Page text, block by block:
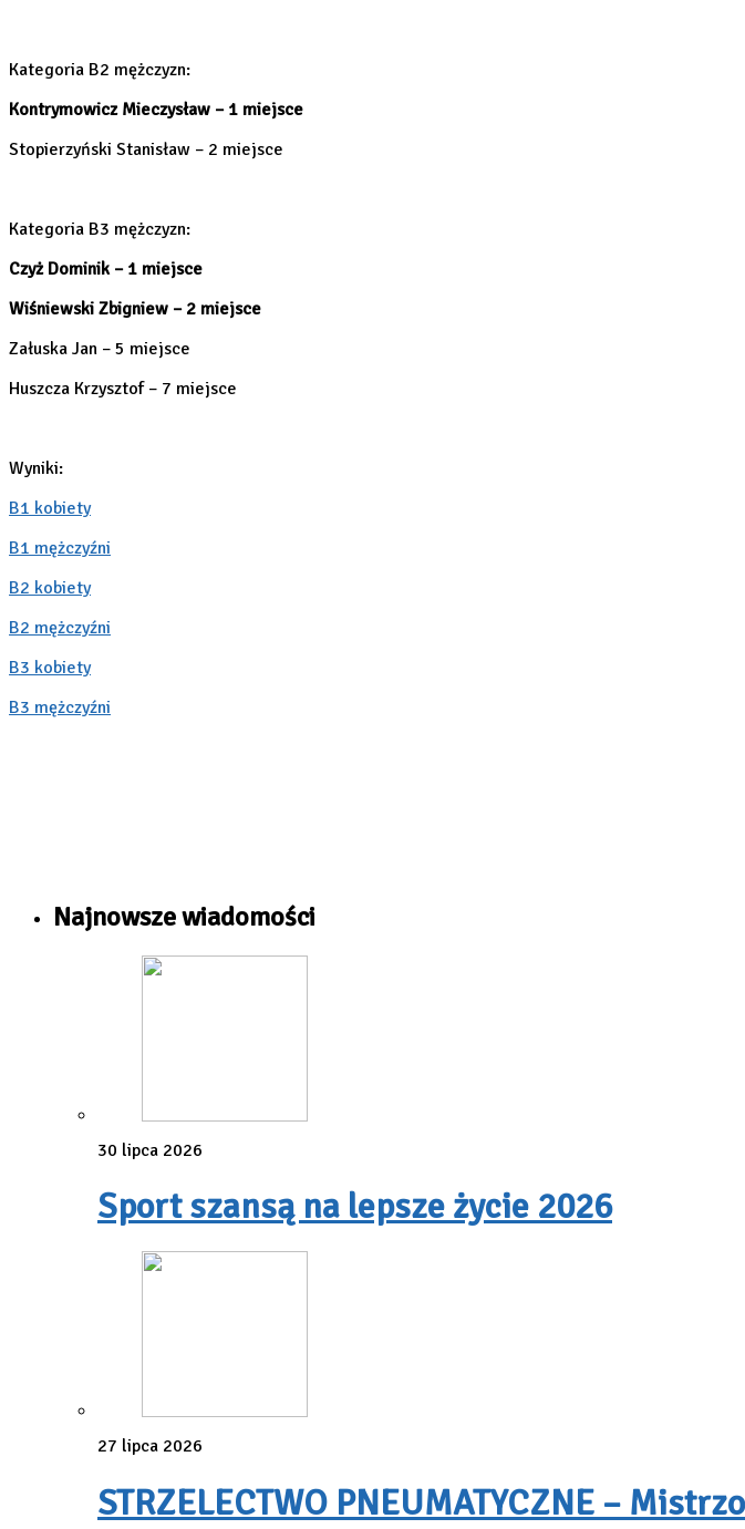
Kategoria B2 mężczyzn:
Kontrymowicz Mieczysław – 1 miejsce
Stopierzyński Stanisław – 2 miejsce
Kategoria B3 mężczyzn:
Czyż Dominik – 1 miejsce
Wiśniewski Zbigniew – 2 miejsce
Załuska Jan – 5 miejsce
Huszcza Krzysztof – 7 miejsce
Wyniki:
B1 kobiety
B1 mężczyźni
B2 kobiety
B2 mężczyźni
B3 kobiety
B3 mężczyźni
Najnowsze wiadomości
30 lipca 2026
Sport szansą na lepsze życie 2026
27 lipca 2026
STRZELECTWO PNEUMATYCZNE –